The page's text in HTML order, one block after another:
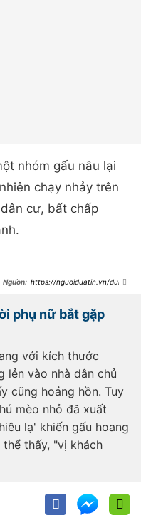
nhóm gấu nâu lại
chạy nhảy trên
cư, bất chấp
https://nguoiduatin.vn/dung-
phụ nữ bắt gặp
với kích thước
lẻn vào nhà dân chủ
cũng hoảng hồn. Tuy
mèo nhỏ đã xuất
lạ' khiến gấu hoang
thấy, "vị khách